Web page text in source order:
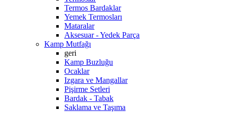
Termos Bardaklar
Yemek Termosları
Mataralar
Aksesuar - Yedek Parça
Kamp Mutfağı
geri
Kamp Buzluğu
Ocaklar
Izgara ve Mangallar
Pişirme Setleri
Bardak - Tabak
Saklama ve Taşıma